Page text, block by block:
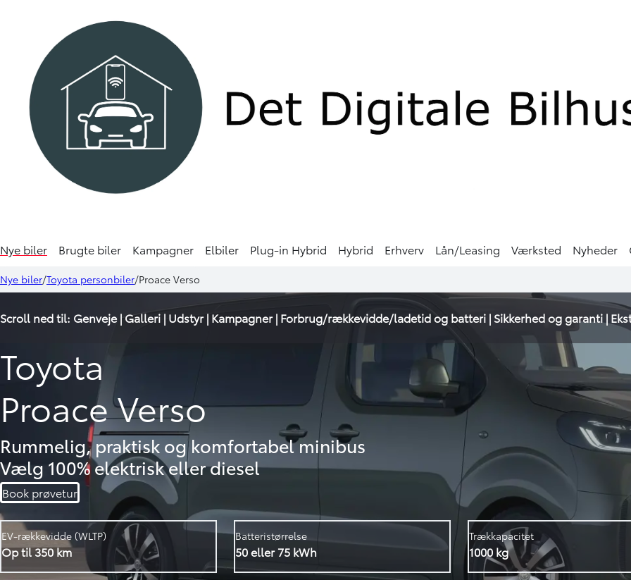
Nye biler Brugte biler Kampagner Elbiler Plug-in Hybrid Hybrid Erhverv Lån/Leasing Værksted Nyheder
Nye biler Toyota personbiler Proace Verso
Scroll ned til: Genveje |Galleri | Udstyr | Kampagner| Forbrug/rækkevidde/ladetid og batteri | Sikkerhed og garanti |
Toyota
Proace Verso
Rummelig, praktisk og komfortabel minibus
Vælg 100% elektrisk eller diesel
Book prøvetur
EV-rækkevidde (WLTP)
Op til 350 km
Batteristørrelse
50 eller 75 kWh
Trækkapacitet
1000 kg